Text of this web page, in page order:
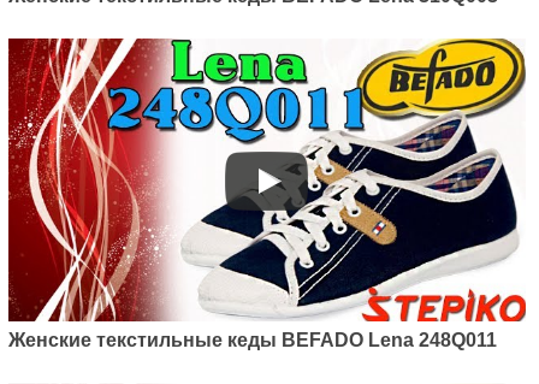
Женские текстильные кеды BEFADO Lena 248Q011